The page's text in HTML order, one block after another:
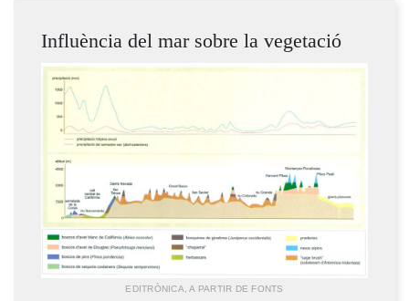
Influència del mar sobre la vegetació
EDITRÒNICA, A PARTIR DE FONTS